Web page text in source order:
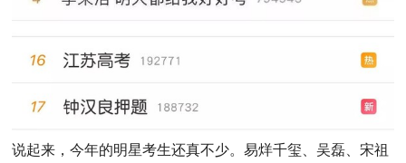
说起来，今年的明星考生还真不少。易烊千玺、吴磊、宋祖